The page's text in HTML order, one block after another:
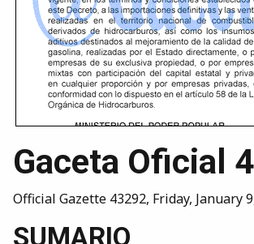
Gaceta Oficial
Official Gazette 43292, Friday, January
SUMARIO